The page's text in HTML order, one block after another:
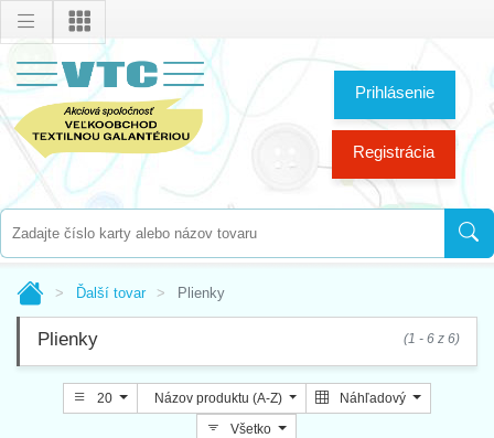
Prihlásenie
Registrácia
Ďalší tovar Plienky
Plienky (1 - 6 z 6)
20 Názov produktu (A-Z)
Náhľadový
Všetko